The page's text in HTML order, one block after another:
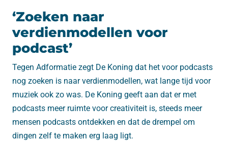
‘Zoeken naar
verdienmodellen voor
podcast’
Tegen Adformatie zegt De Koning dat het voor podcasts
nog zoeken is naar verdienmodellen, wat lange tijd voor
muziek ook zo was. De Koning geeft aan dat er met
podcasts meer ruimte voor creativiteit is, steeds meer
mensen podcasts ontdekken en dat de drempel om
dingen zelf te maken erg laag ligt.